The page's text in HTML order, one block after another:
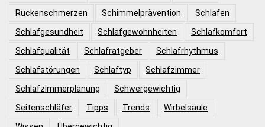
Rückenschmerzen
Schimmelprävention
Schlafen
Schlafgesundheit
Schlafgewohnheiten
Schlafkomfort
Schlafqualität
Schlafratgeber
Schlafrhythmus
Schlafstörungen
Schlaftyp
Schlafzimmer
Schlafzimmerplanung
Schwergewichtig
Seitenschläfer
Tipps Trends
Wirbelsäule